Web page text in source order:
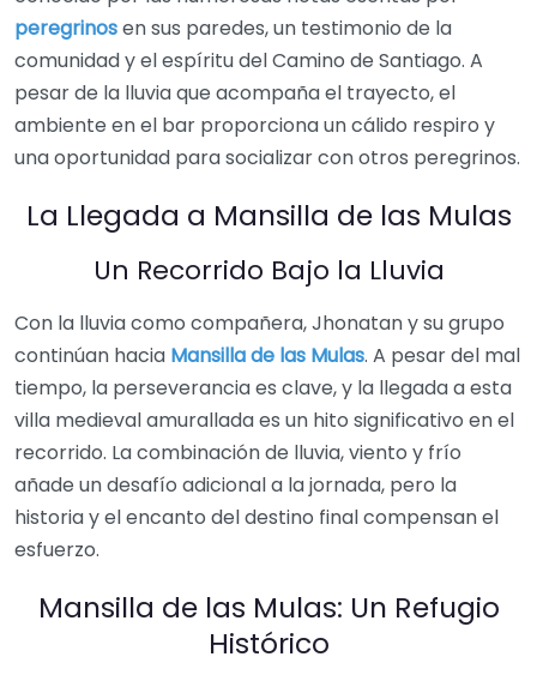
peregrinosen sus paredes, un testimonio de la
comunidad y el espíritu del Camino de Santiago. A
pesar de la lluvia que acompaña el trayecto, el
ambiente en el bar proporciona un cálido respiro y
una oportunidad para socializar con otros peregrinos.
La Llegada a Mansilla de las Mulas
Un Recorrido Bajo la Lluvia
Con la lluvia como compañera, Jhonatan y su grupo
continúan hacia Mansilla de las Mulas. A pesar del mal
tiempo, la perseverancia es clave, y la llegada a esta
villa medieval amurallada es un hito significativo en el
recorrido. La combinación de lluvia, viento y frío
añade un desafío adicional a la jornada, pero la
historia y el encanto del destino final compensan el
esfuerzo.
Mansilla de las Mulas: Un Refugio
Histórico